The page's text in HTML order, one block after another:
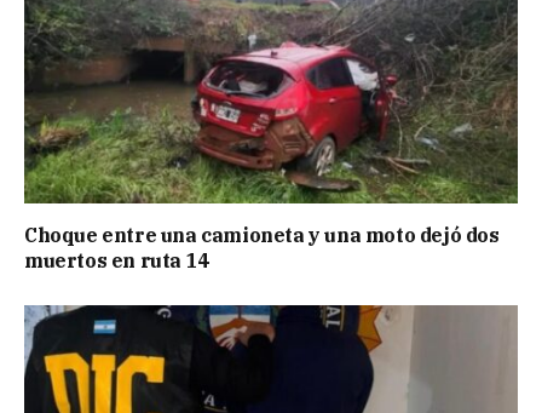
Choque entre una camioneta y una moto dejó dos
muertos en ruta 14